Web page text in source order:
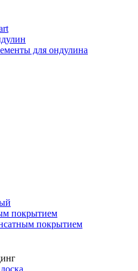
для ондулина
покрытием
покрытием